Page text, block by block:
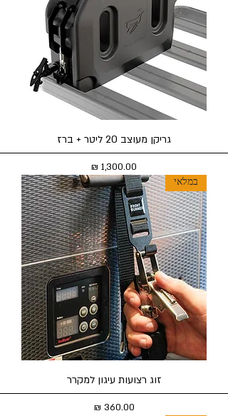
גריקן מעוצב 20 ליטר + ברז
מחיר
במלאי
זוג רצועות עיגון למקרר
מחיר